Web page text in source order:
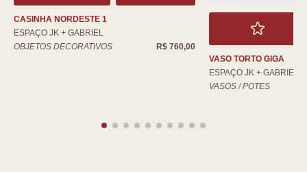
CASINHA NORDESTE 1
ESPAÇO JK + GABRIEL
OBJETOS DECORATIVOS
R$ 760,00
VASO TORTO GIGA
ESPAÇO JK + GABRIEL
VASOS / POTES